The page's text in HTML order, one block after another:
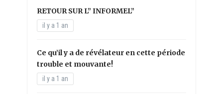
RETOUR SUR L” INFORMEL”
il y a 1 an
Ce qu’il y a de révélateur en cette période
trouble et mouvante!
il y a 1 an